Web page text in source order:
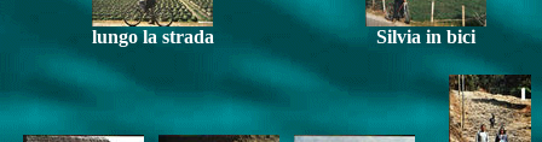
lungo la strada Silvia in bici